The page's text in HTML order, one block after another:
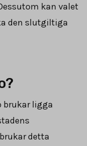
kan valet
den slutgiltiga
brukar ligga
detta